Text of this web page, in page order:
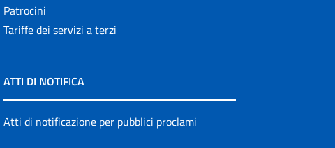
Patrocini
Tariffe dei servizi a terzi
ATTI DI NOTIFICA
Atti di notificazione per pubblici proclami